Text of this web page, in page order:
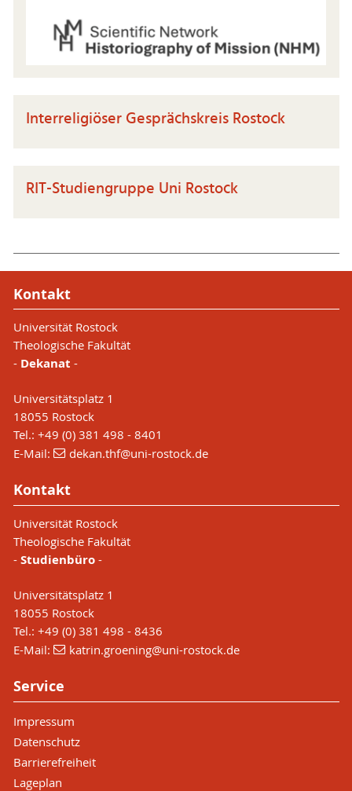
Interreligiöser Gesprächskreis Rostock
RIT-Studiengruppe Uni Rostock
Kontakt
Universität Rostock
Theologische Fakultät
- Dekanat -
Universitätsplatz 1
18055 Rostock
Tel.: +49 (0) 381 498 - 8401
E-Mail:
dekan.thf@uni-rostock.de
Kontakt
Universität Rostock
Theologische Fakultät
- Studienbüro -
Universitätsplatz 1
18055 Rostock
Tel.: +49 (0) 381 498 - 8436
E-Mail:
katrin.groening@uni-rostock.de
Service
Impressum
Datenschutz
Barrierefreiheit
Lageplan